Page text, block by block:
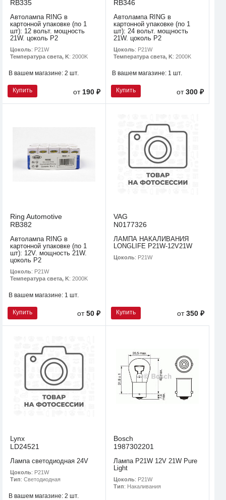
RB335
Автолампа RING в
картонной упаковке (по 1
шт): 12 вольт. мощность
21W. цоколь P2
Цоколь: P21W
Температура света, K: 2000K
В вашем магазине: 2 шт.
Купить от 190 ₽
RB346
Автолампа RING в
картонной упаковке (по 1
шт): 24 вольт. мощность
21W. цоколь P2
Цоколь: P21W
Температура света, K: 2000K
В вашем магазине: 1 шт.
Купить от300 ₽
Ring Automotive
RB382
Автолампа RING в
картонной упаковке (по 1
шт): 12V. мощность 21W.
цоколь P2
Цоколь: P21W
Температура света, K: 2000K
В вашем магазине: 1 шт.
Купить от50 ₽
VAG
N0177326
ЛАМПА НАКАЛИВАНИЯ
LONGLIFE P21W-12V21W
Цоколь: P21W
Купить от350 ₽
Lynx
LD24521
Лампа светодиодная 24V
Цоколь: P21W
Тип: Светодиодная
В вашем магазине: 2 шт.
Bosch
1987302201
Лампа P21W 12V 21W Pure
Light
Цоколь: P21W
Тип: Накаливания